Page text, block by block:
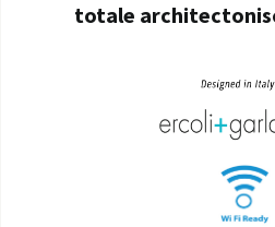
totale